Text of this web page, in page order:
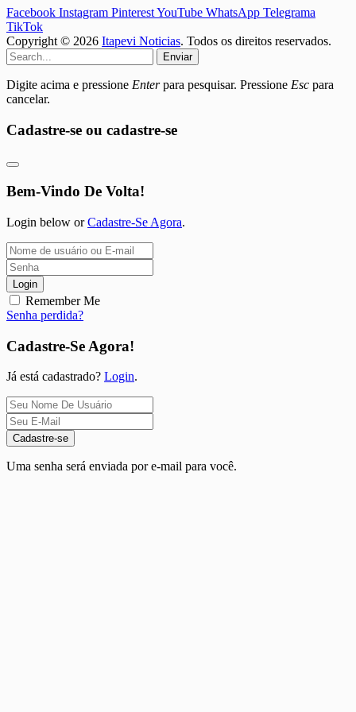
Facebook Instagram PinterestYouTube WhatsApp Telegrama
TikTok
Copyright © 2026 Itapevi Noticias. Todos os direitos reservados.
Enviar
Digite acima e pressione Enterpara pesquisar. Pressione Esc para
cancelar.
Cadastre-se ou cadastre-se
Bem-Vindo De Volta!
Login below orCadastre-Se Agora.
Login
Remember Me
Senha perdida?
Cadastre-Se Agora!
Já está cadastrado? Login.
Cadastre-se
Uma senha será enviada por e-mail para você.